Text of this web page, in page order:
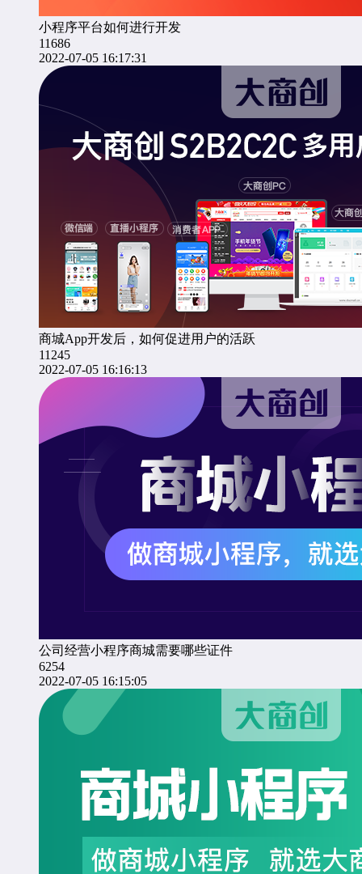
小程序平台如何进行开发
11686
2022-07-05 16:17:31
商城App开发后，如何促进用户的活跃
11245
2022-07-05 16:16:13
公司经营小程序商城需要哪些证件
6254
2022-07-05 16:15:05